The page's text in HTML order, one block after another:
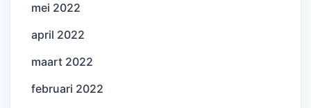
mei 2022
april 2022
maart 2022
februari 2022